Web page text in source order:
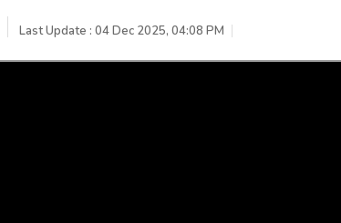
Last Update : 04 Dec 2025, 04:08 PM